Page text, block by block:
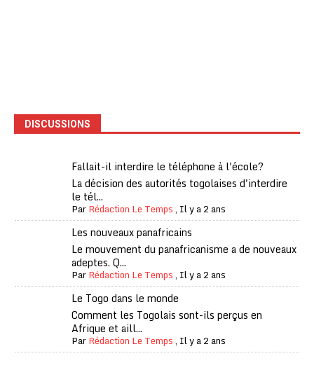
DISCUSSIONS
Fallait-il interdire le téléphone à l'école?
La décision des autorités togolaises d'interdire
le tél...
ParRédaction Le Temps, Il y a 2 ans
Les nouveaux panafricains
Le mouvement du panafricanisme a de nouveaux
adeptes. Q...
ParRédaction Le Temps, Il y a 2 ans
Le Togo dans le monde
Comment les Togolais sont-ils perçus en
Afrique et aill...
ParRédaction Le Temps, Il y a 2 ans